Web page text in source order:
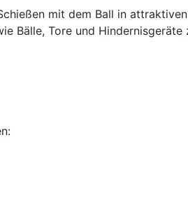
mit dem Ball in
Bälle, Tore und